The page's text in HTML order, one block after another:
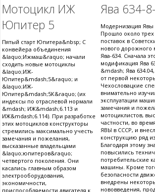
Мотоцикл ИЖ
Юпитер 5
Пятый старт Юпитера&nbsp; С
конвейера объединения
&laquo;Ижмаш&raquo; начали
сходить новые мотоциклы
&laquo;ИЖ-
Юпитер&mdash;5&raquo; и
&laquo;ИЖ-
Юпитер&mdash;5К&raquo; (их
индексы по отраслевой нормали
&mdash; ИЖ&mdash;6.113 и
ИЖ&mdash;6.114). При разработке
этих мотоциклов конструкторы
стремились максимально учесть
замечания и пожелания,
высказанные владельцами
&laquo;юпитеров&raquo;
четвертого поколения. Они
касались главным образом
электрооборудования,
экономичности,
приспособляемости двигателя к
Ява 634-
Модернизация Явы
Прошло около трех
поставок в
нового дорожного
Ява-634. Сначала
модификация Ява
&mdash; Ява
от первой
Чехословацкие
внимательно
эксплуатации
замечания и
мотоциклистов,
частности, во
ЯВЫ в СССР, и
конструкцию ряд
Благодаря этому
повысились
потребительские
машины. Кроме
безопасности
внедрены
нововведения,